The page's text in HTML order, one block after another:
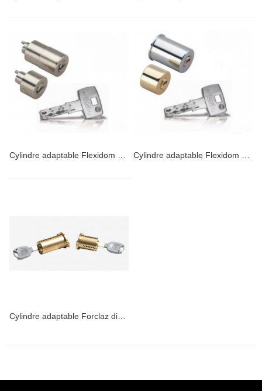
Cylindre adaptable Flexidom diamètre 27mm pour JPM-Keso Cylindre adaptable Flexidom diamètre 34mm pour Cavith
Cylindre adaptable Forclaz diamètre 26mm pour Fichet